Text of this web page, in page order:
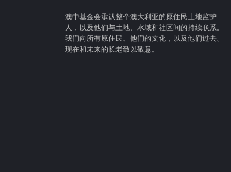
澳中基金会承认整个澳大利亚的原住民土地监护
人，以及他们与土地、水域和社区间的持续联系。
我们向所有原住民、他们的文化，以及他们过去、
现在和未来的长老致以敬意。